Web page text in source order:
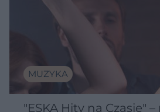
MUZYKA
"ESKA Hity na Czasie"